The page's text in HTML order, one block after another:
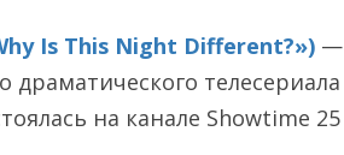
Is This Night Different?») —
драматического телесериала
на канале Showtime 25